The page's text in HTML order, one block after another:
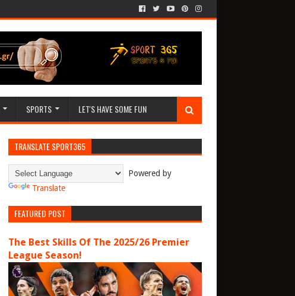
SPORTS LET'S HAVE SOME FUN
TRANSLATE SPORT365
Powered by
Translate
FEATURED POST
The Best Skills Of The 2025/26 Premier
League Season!